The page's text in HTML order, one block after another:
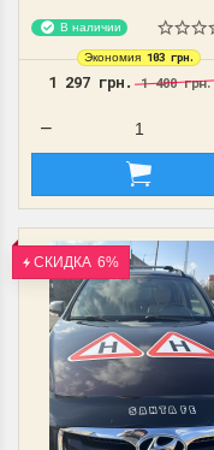
В наличии
Экономия 103 грн.
1 297 грн.1 400 грн.
СКИДКА 6%